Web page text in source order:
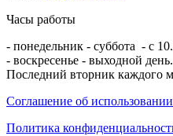
Часы работы
- понедельник - суббота - с
- воскресенье - выходной день.
Последний вторник каждого
Соглашение об
Политика